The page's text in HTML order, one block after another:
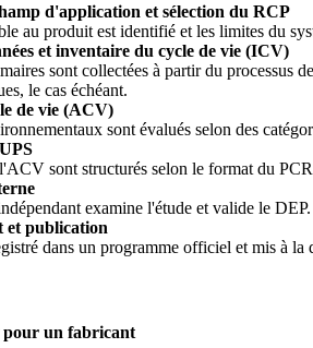
d'application et sélection du RCP
au produit est identifié et les limites du
et inventaire du cycle de vie (ICV)
sont collectées à partir du processus
le cas échéant.
de vie (ACV)
sont évalués selon des
sont structurés selon le format du
examine l'étude et valide le DEP.
et publication
dans un programme officiel et mis à
pour un fabricant